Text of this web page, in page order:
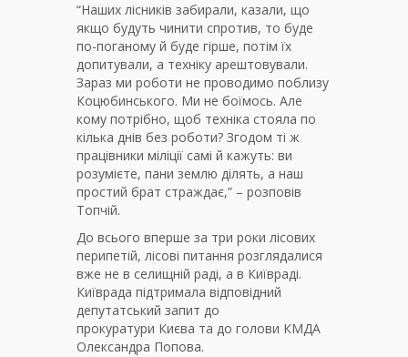
“Наших лісників забирали, казали, що
якщо будуть чинити спротив, то буде
по-поганому й буде гірше, потім їх
допитували, а техніку арештовували.
Зараз ми роботи не проводимо поблизу
Коцюбинського. Ми не боїмось. Але
кому потрібно, щоб техніка стояла по
кілька днів без роботи? Згодом ті ж
працівники міліції самі й кажуть: ви
розумієте, пани землю ділять, а наш
простий брат страждає,” – розповів
Топчій.
До всього вперше за три роки лісових
перипетій, лісові питання розглядалися
вже не в селищній раді, а в Київраді.
Київрада підтримала відповідний
депутатський запит до
прокуратури Києва та до голови КМДА
Олександра Попова.